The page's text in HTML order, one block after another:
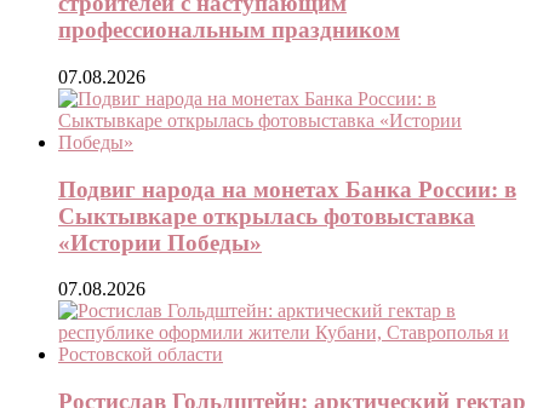
профессиональным праздником
07.08.2026
Подвиг народа на монетах Банка России: в
Сыктывкаре открылась фотовыставка
«Истории Победы»
07.08.2026
Ростислав Гольдштейн: арктический гектар